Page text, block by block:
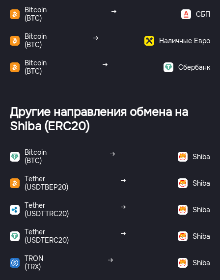
Bitcoin
(BTC)
СБП
Bitcoin
(BTC)
Наличные Евро
Bitcoin
(BTC)
Сбербанк
Другие направления обмена на
Shiba (ERC20)
Bitcoin
(BTC)
Shiba
Tether
(USDTBEP20)
Shiba
Tether
(USDTTRC20)
Shiba
Tether
(USDTERC20)
Shiba
TRON
(TRX)
Shiba